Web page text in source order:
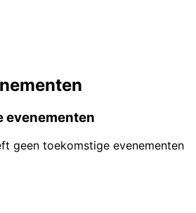
evenementen
geen toekomstige evenementen